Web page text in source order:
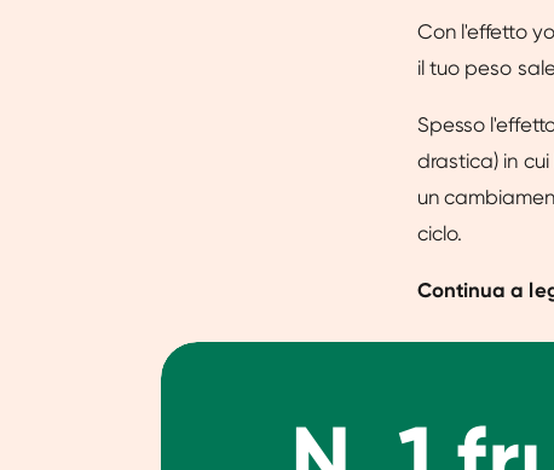
Con l'effetto
il tuo peso
Spesso
drastica) in
un
ciclo.
Continua a